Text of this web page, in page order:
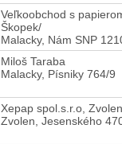
Veľkoobchod s
Škopek/
Malacky, Nám SNP
Miloš Taraba
Malacky, Písniky 764/9
Xepap spol.s.r.o, Zvolen
Zvolen, Jesenského